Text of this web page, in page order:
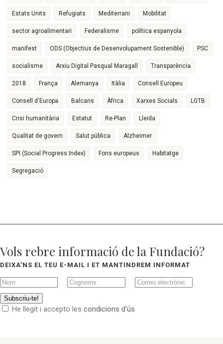
Estats Units Refugiats Mediterrani Mobilitat
sector agroalimentari Federalisme política espanyola
manifest ODS (Objectius de Desenvolupament Sostenible) PSC
socialisme Arxiu Digital Pasqual Maragall Transparència
2018 França Alemanya Itàlia Consell Europeu
Consell d'Europa Balcans Àfrica Xarxes Socials LGTB
Crisi humanitària Estatut Re-Plan Lleida
Qualitat de govern Salut pública Alzheimer
SPI (Social Progress Index) Fons europeus Habitatge
Segregació
Vols rebre informació de la Fundació?
DEIXA’NS EL TEU E-MAIL I ET MANTINDREM INFORMAT
Subscriu-te!
He llegit i accepto les condicions d'ús